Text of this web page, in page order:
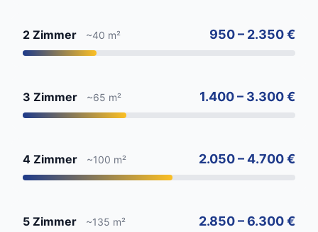
2 Zimmer ~40 m² 950 – 2.350 €
3 Zimmer ~65 m² 1.400 – 3.300 €
4 Zimmer ~100 m² 2.050 – 4.700 €
5 Zimmer ~135 m² 2.850 – 6.300 €